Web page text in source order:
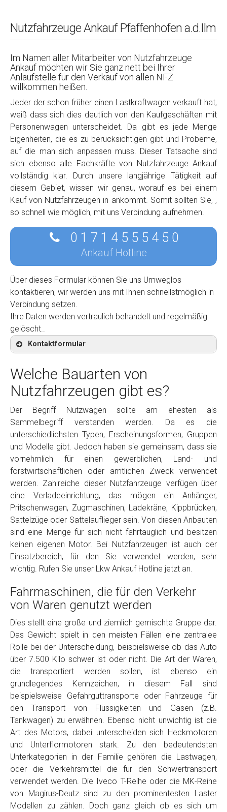
Nutzfahrzeuge Ankauf Pfaffenhofen a.d.Ilm
Im Namen aller Mitarbeiter von Nutzfahrzeuge
Ankauf möchten wir Sie ganz nett bei Ihrer
Anlaufstelle für den Verkauf von allen NFZ
willkommen heißen.
Jeder der schon früher einen Lastkraftwagen verkauft hat,
weiß dass sich dies deutlich von den Kaufgeschäften mit
Personenwagen unterscheidet. Da gibt es jede Menge
Eigenheiten, die es zu berücksichtigen gibt und Probeme,
auf die man sich anpassen muss. Dieser Tatsache sind
sich ebenso alle Fachkräfte von Nutzfahrzeuge Ankauf
vollständig klar. Durch unsere langjährige Tätigkeit auf
diesem Gebiet, wissen wir genau, worauf es bei einem
Kauf von Nutzfahrzeugen in ankommt. Somit sollten Sie, ,
so schnell wie möglich, mit uns Verbindung aufnehmen.
0 1 7 1 4 5 5 5 4 5 0
Ankauf Hotline
Über dieses Formular können Sie uns Umweglos
kontaktieren, wir werden uns mit Ihnen schnellstmöglich in
Verbindung setzen.
Ihre Daten werden vertraulich behandelt und regelmäßig
gelöscht..
Kontaktformular
Kontaktformular
Marke
Model
Baujahr
Getriebe
Bekannte Schäden
Kilometerstand
Preisvorstellung
Name*
Telefon
Email
PLZ und Ort
Foto Nr. 1
Welche Bauarten von
Nutzfahrzeugen gibt es?
Der Begriff Nutzwagen sollte am ehesten als
Sammelbegriff verstanden werden. Da es die
unterschiedlichsten Typen, Erscheinungsformen, Gruppen
und Modelle gibt. Jedoch haben sie gemeinsam, dass sie
vornehmlich für einen gewerblichen, Land- und
forstwirtschaftlichen oder amtlichen Zweck verwendet
werden. Zahlreiche dieser Nutzfahrzeuge verfügen über
eine Verladeeinrichtung, das mögen ein Anhänger,
Pritschenwagen, Zugmaschinen, Ladekräne, Kippbrücken,
Sattelzüge oder Sattelauflieger sein. Von diesen Anbauten
sind eine Menge für sich nicht fahrtauglich und besitzen
keinen eigenen Motor. Bei Nutzfahrzeugen ist auch der
Einsatzbereich, für den Sie verwendet werden, sehr
wichtig. Rufen Sie unser Lkw Ankauf Hotline jetzt an.
Fahrmaschinen, die für den Verkehr
von Waren genutzt werden
Dies stellt eine große und ziemlich gemischte Gruppe dar.
Das Gewicht spielt in den meisten Fällen eine zentralee
Rolle bei der Unterscheidung, beispielsweise ob das Auto
über 7.500 Kilo schwer ist oder nicht. Die Art der Waren,
die transportiert werden sollen, ist ebenso ein
grundlegendes Kennzeichen, in diesem Fall sind
beispielsweise Gefahrguttransporte oder Fahrzeuge für
den Transport von Flüssigkeiten und Gasen (z.B.
Tankwagen) zu erwähnen. Ebenso nicht unwichtig ist die
Art des Motors, dabei unterscheiden sich Heckmotoren
und Unterflormotoren stark. Zu den bedeutendsten
Unterkategorien in der Familie gehören die Lastwagen,
oder die Verkehrsmittel die für den Schwertransport
verwendet werden. Die Iveco T-Reihe oder die MK-Reihe
von Magirus-Deutz sind zu den prominentesten Laster
Modellen zu zählen. Doch ganz gleich ob es sich um